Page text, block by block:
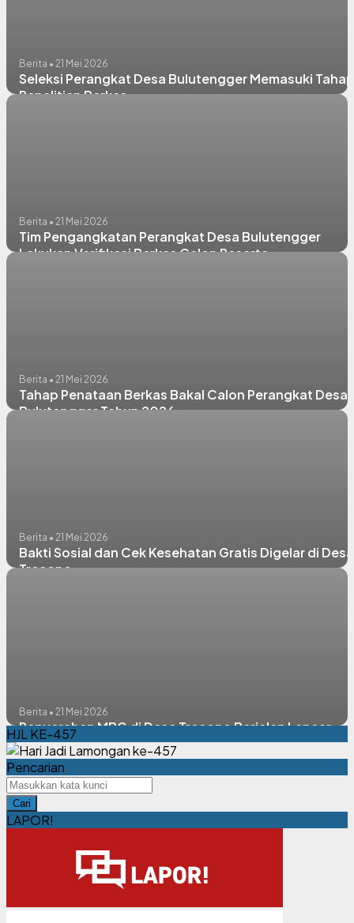
Berita • 21 Mei 2026
Seleksi Perangkat Desa Bulutengger Memasuki Tahap
Penelitian Berkas
Berita • 21 Mei 2026
Tim Pengangkatan Perangkat Desa Bulutengger
Lakukan Verifikasi Berkas Calon Peserta
Berita • 21 Mei 2026
Tahap Penataan Berkas Bakal Calon Perangkat Desa
Bulutengger Tahun 2026
Berita • 21 Mei 2026
Bakti Sosial dan Cek Kesehatan Gratis Digelar di Desa
Trosono
Berita • 21 Mei 2026
Penyerahan MBG di Desa Trosono Berjalan Lancar
HJL KE-457
Pencarian
Cari
LAPOR!